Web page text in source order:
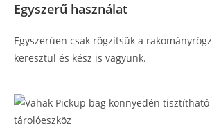
Egyszerű használat
Egyszerűen csak rögzítsük a
keresztül és kész is vagyunk.